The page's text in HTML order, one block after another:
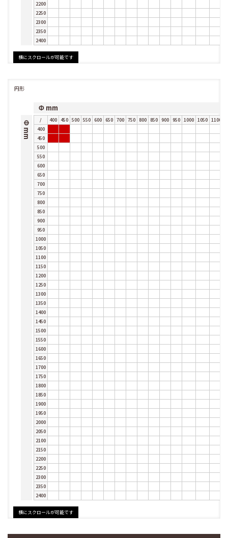
2200
2250
2300
2350
2400
円形
Φ mm
Φ mm
/ 400 450 500 550 600 650 700 750 800 850 900 950 1000 1050 1100
400
450
500
550
600
650
700
750
800
850
900
950
1000
1050
1100
1150
1200
1250
1300
1350
1400
1450
1500
1550
1600
1650
1700
1750
1800
1850
1900
1950
2000
2050
2100
2150
2200
2250
2300
2350
2400